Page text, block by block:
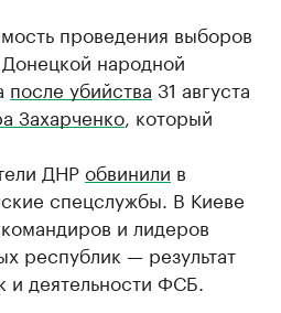
проведения выборов
народной
после убийства 31 августа
Захарченко, который
ДНРобвинили в
спецслужбы. В Киеве
и лидеров
республик — результат
и деятельности ФСБ.